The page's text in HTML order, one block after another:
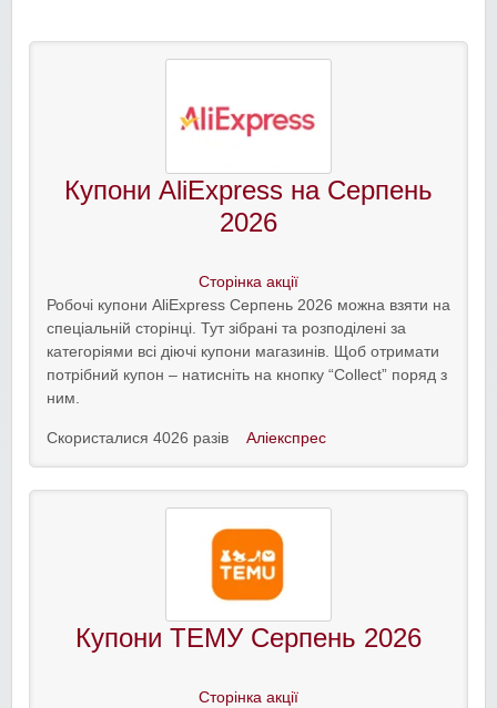
Купони AliExpress на Серпень
2026
Сторінка акції
Робочі купони AliExpress Серпень 2026 можна взяти на
спеціальній сторінці. Тут зібрані та розподілені за
категоріями всі діючі купони магазинів. Щоб отримати
потрібний купон – натисніть на кнопку “Collect” поряд з
ним.
Скористалися 4026 разів Аліекспрес
Купони ТЕМУ Серпень 2026
Сторінка акції